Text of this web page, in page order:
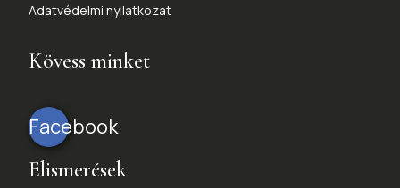
Adatvédelmi nyilatkozat
Kövess minket
Facebook
Elismerések